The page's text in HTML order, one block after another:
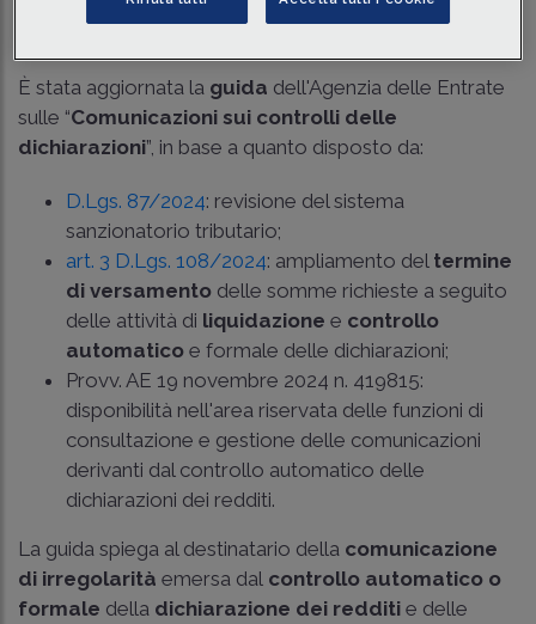
Tempo di lettura1 min.
È stata aggiornata la guida dell'Agenzia delle Entrate
sulle “Comunicazioni sui controlli delle
dichiarazioni”, in base a quanto disposto da:
D.Lgs. 87/2024: revisione del sistema
sanzionatorio tributario;
art. 3 D.Lgs. 108/2024: ampliamento del termine
di versamento delle somme richieste a seguito
delle attività di liquidazione e controllo
automatico e formale delle dichiarazioni;
Provv. AE 19 novembre 2024 n. 419815:
disponibilità nell'area riservata delle funzioni di
consultazione e gestione delle comunicazioni
derivanti dal controllo automatico delle
dichiarazioni dei redditi.
La guida spiega al destinatario della comunicazione
di irregolarità emersa dal controllo automatico o
formale della dichiarazione dei redditi e delle